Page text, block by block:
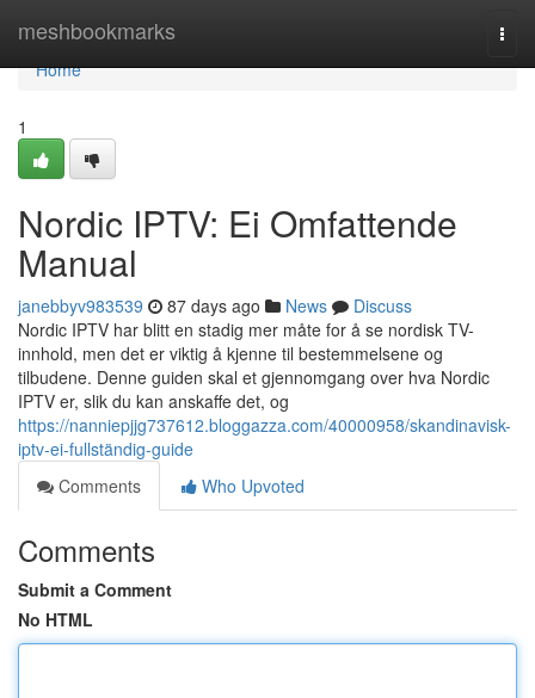
meshbookmarks
Home
Home
1
Nordic IPTV: Ei Omfattende
Manual
janebbyv983539 87 days ago News
Discuss
Nordic IPTV har blitt en stadig mer måte for å se nordisk TV-
innhold, men det er viktig å kjenne til bestemmelsene og
tilbudene. Denne guiden skal et gjennomgang over hva Nordic
IPTV er, slik du kan anskaffe det, og
https://nanniepjjg737612.bloggazza.com/40000958/skandinavisk-
iptv-ei-fullständig-guide
Comments
Who Upvoted
Comments
Submit a Comment
No HTML